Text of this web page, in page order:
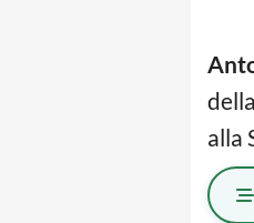
alla